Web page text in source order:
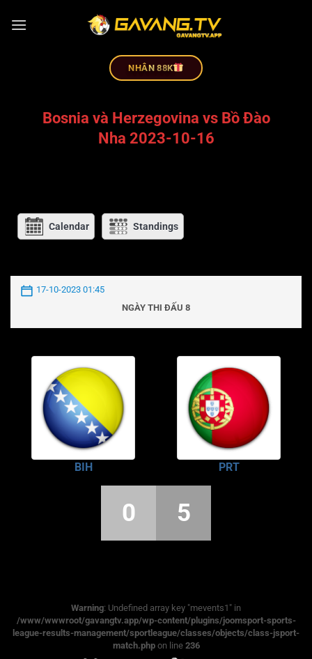
NHÂN 88K
Bosnia và Herzegovina vs Bồ Đào
Nha 2023-10-16
Calendar Standings
17-10-2023 01:45
NGÀY THI ĐẤU 8
BIH PRT
0 5
Warning: Undefined array key "mevents1" in
/www/wwwroot/gavangtv.app/wp-content/plugins/joomsport-sports-
league-results-management/sportleague/classes/objects/class-jsport-
match.phpon line 236